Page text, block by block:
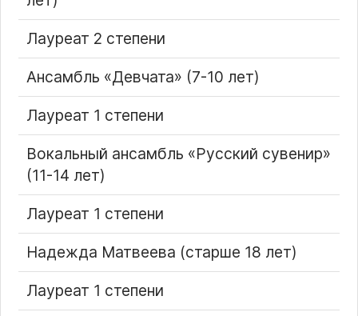
Лауреат 2 степени
Ансамбль
Девчата
(7-10 лет)
Лауреат 1 степени
Вокальный ансамбль «Русский сувенир»
(11-14 лет)
Лауреат 1 степени
Надежда Матвеева (старше 18 лет)
Лауреат 1 степени